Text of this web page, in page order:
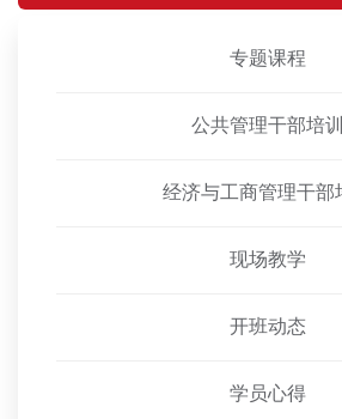
专题课程
公共管理干部培训
经济与工商管理干部
现场教学
开班动态
学员心得